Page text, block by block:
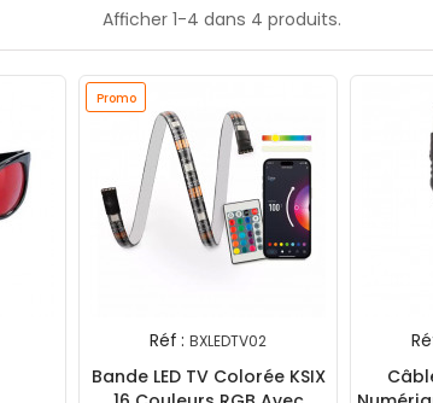
Afficher 1-4 dans 4 produits.
Promo
Réf : BXLEDTV02
Bande LED TV Colorée KSIX